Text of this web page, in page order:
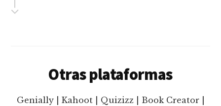
Otras plataformas
Genially | Kahoot | Quizizz | Book Creator |